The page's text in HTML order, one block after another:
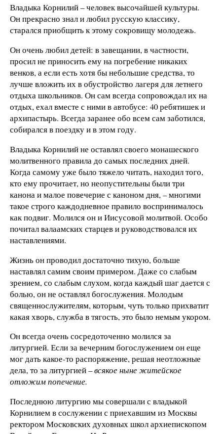
Владыка Корнилий – человек высочайшей культуры.
Он прекрасно знал и любил русскую классику,
старался приобщить к этому сокровищу молодежь.
Он очень любил детей: в завещании, в частности,
просил не приносить ему на погребение никаких
венков, а если есть хотя бы небольшие средства, то
лучше вложить их в обустройство лагеря для летнего
отдыха школьников. Он сам всегда сопровождал их на
отдых, ехал вместе с ними в автобусе: 40 ребятишек и
архипастырь. Всегда заранее обо всем сам заботился,
собирался в поездку и в этом году.
Владыка Корнилий не оставлял своего монашеского
молитвенного правила до самых последних дней.
Когда самому уже было тяжело читать, находил того,
кто ему прочитает, но неопустительны были три
канона и малое повечерие с каноном дня, – многими
такое строго каждодневное правило воспринималось
как подвиг. Молился он и Иисусовой молитвой. Особо
почитал валаамских старцев и руководствовался их
наставлениями.
Жизнь он проводил достаточно тихую, больше
наставлял самим своим примером. Даже со слабым
зрением, со слабым слухом, когда каждый шаг дается с
болью, он не оставлял богослужения. Молодым
священнослужителям, которым, чуть только прихватит
какая хворь, служба в тягость, это было немым укором.
Он всегда очень сосредоточенно молился за
литургией. Если за вечерним богослужением он еще
мог дать какое-то распоряжение, решая неотложные
дела, то за литургией –всякое ныне житейское
отложим попечение.
Последнюю литургию мы совершали с владыкой
Корнилием в сослужении с приехавшим из Москвы
ректором Московских духовных школ архиепископом